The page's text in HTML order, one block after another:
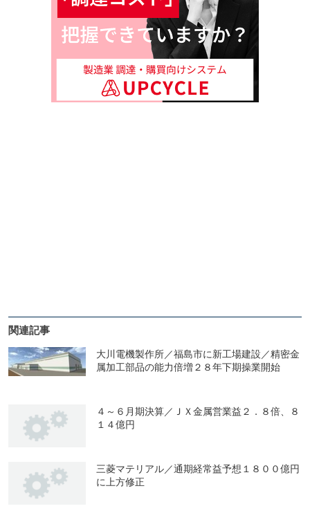
関連記事
大川電機製作所／福島市に新工場建設／精密金
属加工部品の能力倍増２８年下期操業開始
４～６月期決算／ＪＸ金属営業益２．８倍、８
１４億円
三菱マテリアル／通期経常益予想１８００億円
に上方修正